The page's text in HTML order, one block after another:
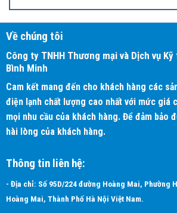
Bạn có thể lựa chọn chế độ làm lạnh tốt
động khắp phòng đều đặn khi sử dụng chế
remote. Chế độ 3D auto được lập trình chỉ
Về chúng tôi
Công ty TNHH Thương mại và Dịch vụ
Bình Minh
Cam kết mang đến cho khách hàng các
điện lạnh chất lượng cao nhất với mức giá
mọi nhu cầu của khách hàng. Để đảm bảo
hài lòng của khách hàng.
Thông tin liên hệ:
- Địa chỉ: Số 95D/224 đường Hoàng Mai, Phường
Hoàng Mai, Thành Phố Hà Nội Việt Nam.